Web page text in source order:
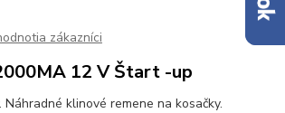
zákazníci
12 V Štart -up
klinové remene na kosačky.